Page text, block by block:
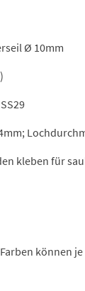
Ø 10mm
kleben für
können